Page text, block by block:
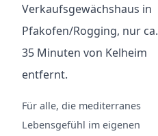
Verkaufsgewächshaus in
Pfakofen/Rogging, nur ca.
35 Minuten von Kelheim
entfernt.
Für alle, die mediterranes
Lebensgefühl im eigenen